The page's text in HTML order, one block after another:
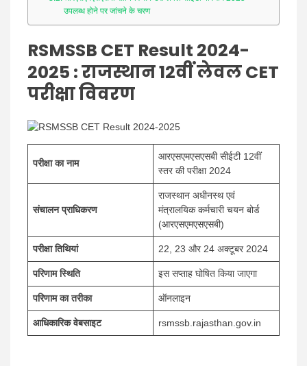
उपलब्ध होने पर जांचने के चरण
RSMSSB CET Result 2024-
2025 : राजस्थान 12वीं लेवल CET
परीक्षा विवरण
परीक्षा का नाम
आरएसएमएसएसबी सीईटी 12वीं
स्तर की परीक्षा 2024
संचालन प्राधिकरण
राजस्थान अधीनस्थ एवं
मंत्रालयिक कर्मचारी चयन बोर्ड
(आरएसएमएसएसबी)
परीक्षा तिथियां 22, 23 और 24 अक्टूबर 2024
परिणाम स्थिति इस सप्ताह घोषित किया जाएगा
परिणाम का तरीका ऑनलाइन
आधिकारिक वेबसाइट rsmssb.rajasthan.gov.in